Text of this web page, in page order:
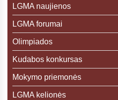
LGMA naujienos
LGMA forumai
Olimpiados
Kudabos konkursas
Mokymo priemonės
LGMA kelionės